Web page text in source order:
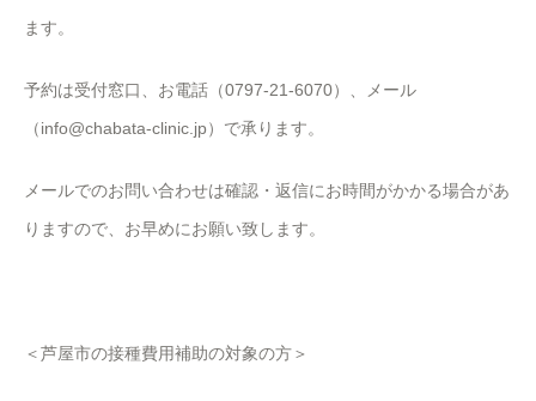
ます。
予約は受付窓口、お電話（0797-21-6070）、メール
（info@chabata-clinic.jp）で承ります。
メールでのお問い合わせは確認・返信にお時間がかかる場合があ
りますので、お早めにお願い致します。
＜芦屋市の接種費用補助の対象の方＞